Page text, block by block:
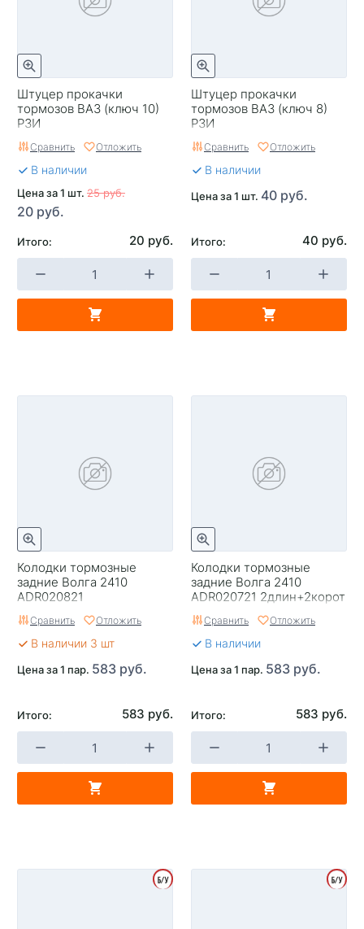
Штуцер прокачки
тормозов ВАЗ (ключ 10)
РЗИ
Сравнить Отложить
В наличии
Цена за 1 шт. 25 руб.
20 руб.
Итого: 20 руб.
Штуцер прокачки
тормозов ВАЗ (ключ 8)
РЗИ
Сравнить Отложить
В наличии
Цена за 1 шт. 40 руб.
Итого: 40 руб.
Колодки тормозные
задние Волга 2410
ADR020821
Сравнить Отложить
В наличии 3 шт
Цена за 1 пар. 583 руб.
Итого: 583 руб.
Колодки тормозные
задние Волга 2410
ADR020721 2длин+2корот
Сравнить Отложить
В наличии
Цена за 1 пар. 583 руб.
Итого: 583 руб.